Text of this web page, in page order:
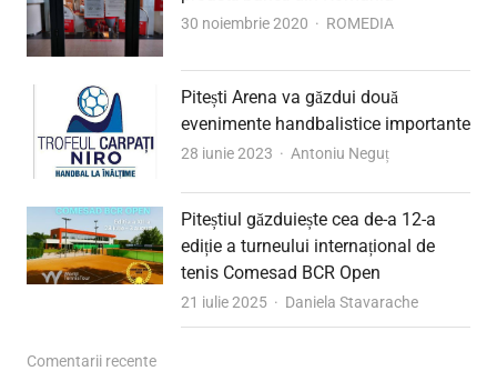
30 noiembrie 2020 Author
ROMEDIA
Pitești Arena va găzdui două
evenimente handbalistice importante
28 iunie 2023 Author
Antoniu Neguț
Piteștiul găzduiește cea de-a 12-a
ediție a turneului internațional de
tenis Comesad BCR Open
21 iulie 2025 Author
Daniela Stavarache
Comentarii recente